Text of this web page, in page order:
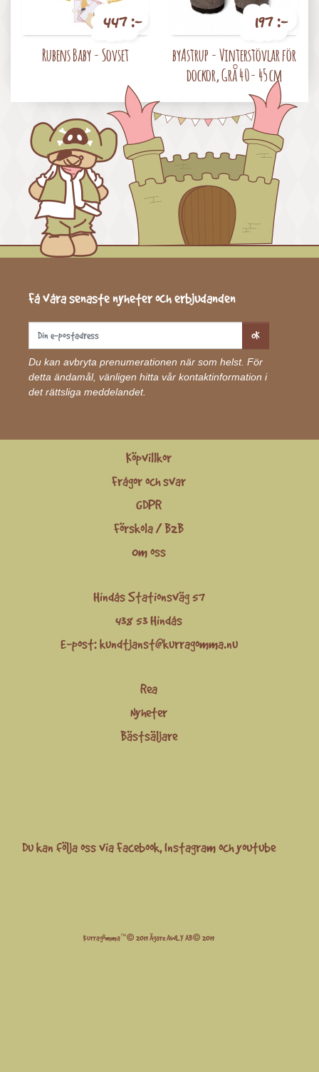
447 :-
Rubens Baby - Sovset
197 :-
byAstrup - Vinterstövlar för
dockor, Grå 40- 45 cm
Få våra senaste nyheter och erbjudanden
OK
Du kan avbryta prenumerationen när som helst. För
detta ändamål, vänligen hitta vår kontaktinformation i
det rättsliga meddelandet.
Köpvillkor
Frågor och svar
GDPR
Förskola / B2B
Om oss
Hindås Stationsväg 57
438 53 Hindås
E-post:kundtjanst@kurragomma.nu
Rea
Nyheter
Bästsäljare
Du kan följa oss viaFacebook,Instagramochyoutube
Kurragömma™© 2019 Ägare AWLY AB© 2019